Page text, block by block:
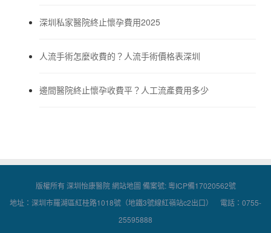
深圳私家醫院終止懷孕費用2025
人流手術怎麼收費的？人流手術價格表深圳
邊間醫院終止懷孕收費平？人工流產費用多少
版權所有 深圳怡康醫院網站地圖 備案號:粵ICP備17020562號
地址：深圳市羅湖區紅桂路1018號（地鐵3號線紅嶺站c2出口） 電話：0755-
25595888